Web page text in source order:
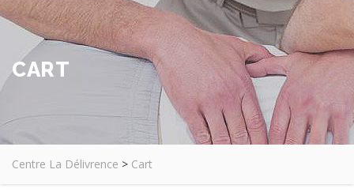
CART
Centre La Délivrence > Cart